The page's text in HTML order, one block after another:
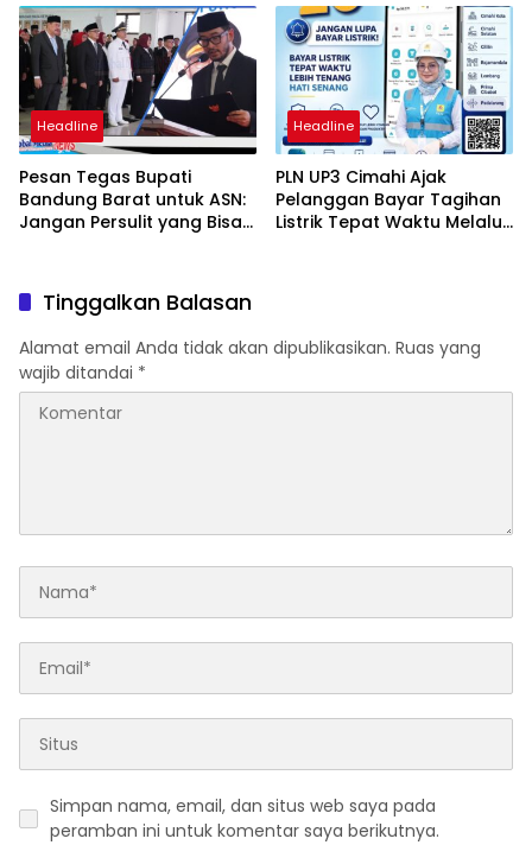
Barunya
Headline
Pesan Tegas Bupati
Bandung Barat untuk ASN:
Jangan Persulit yang Bisa
Headline
PLN UP3 Cimahi Ajak
Pelanggan Bayar Tagihan
Listrik Tepat Waktu Melalui
Tinggalkan Balasan
Alamat email Anda tidak akan dipublikasikan. Ruas yang
wajib ditandai *
Simpan nama, email, dan situs web saya pada
peramban ini untuk komentar saya berikutnya.